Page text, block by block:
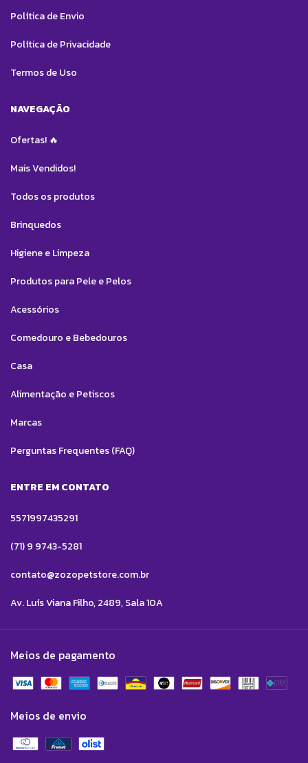
Política de Envio
Política de Privacidade
Termos de Uso
NAVEGAÇÃO
Ofertas! 🔥
Mais Vendidos!
Todos os produtos
Brinquedos
Higiene e Limpeza
Produtos para Pele e Pelos
Acessórios
Comedouro e Bebedouros
Casa
Alimentação e Petiscos
Marcas
Perguntas Frequentes (FAQ)
ENTRE EM CONTATO
5571997435291
(71) 9 9743-5281
contato@zozopetstore.com.br
Av. Luís Viana Filho, 2489, Sala 10A
Meios de pagamento
Meios de envio